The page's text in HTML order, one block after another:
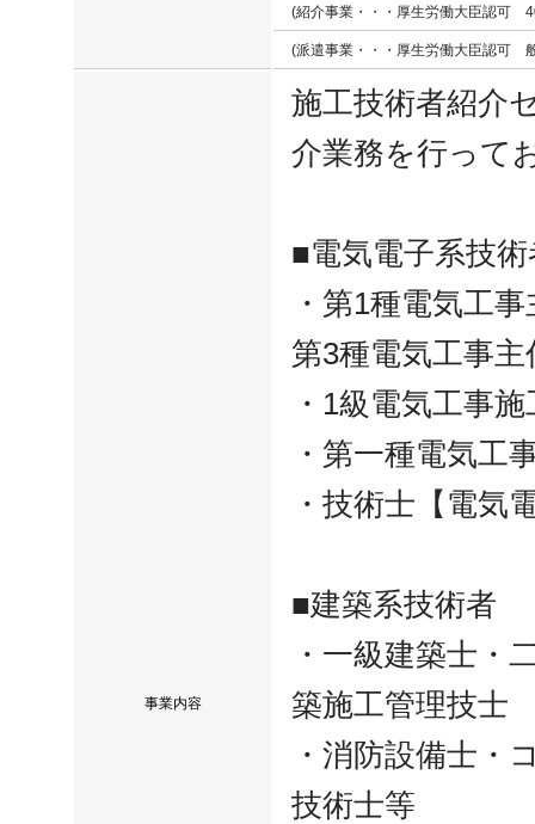
(紹介事業・・・厚生労働大臣認可
(派遣事業・・・厚生労働大臣認可
事業内容
施工技術者紹介
介業務を行って
■電気電子系技術
・第1種電気工
第3種電気工事
・1級電気工事
・第一種電気工
・技術士【電気
■建築系技術者
・一級建築士・
築施工管理技士
・消防設備士・
技術士等